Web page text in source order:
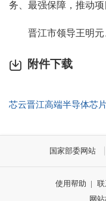
务、最强保障，推动项
晋江市领导王明元
附件下载
芯云晋江高端半导体芯
国家部委网站
使用帮助 |
网